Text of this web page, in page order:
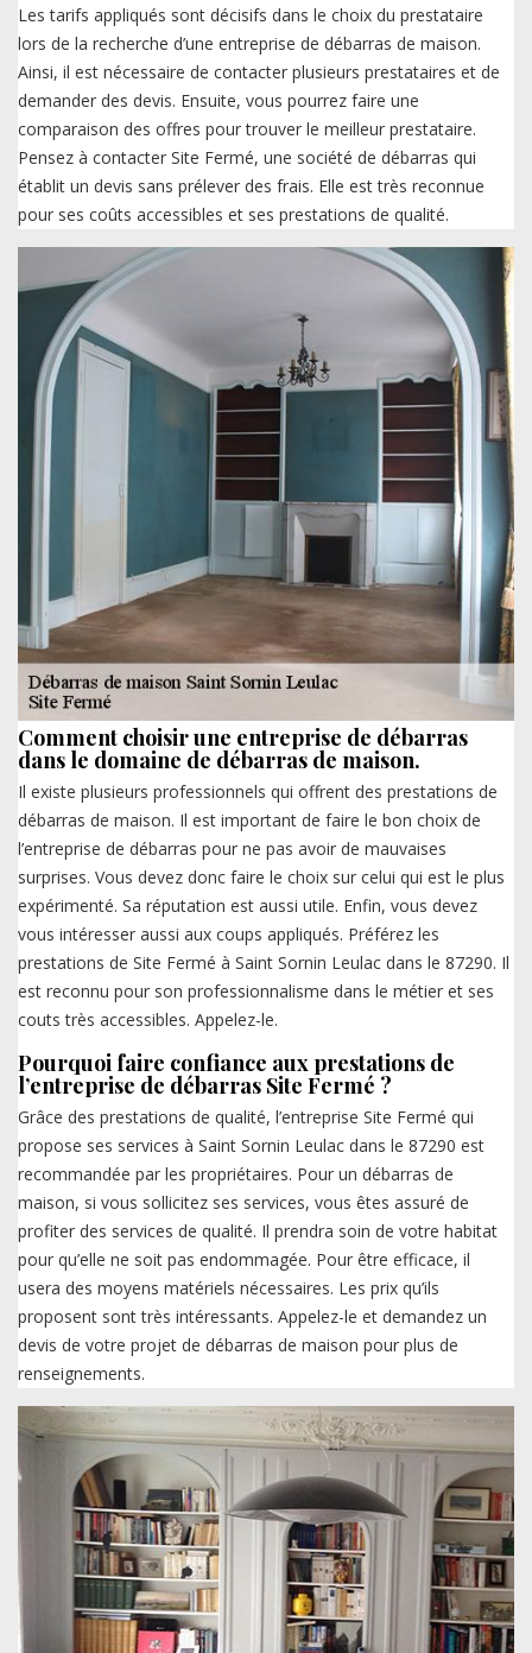
Les tarifs appliqués sont décisifs dans le choix du prestataire
lors de la recherche d’une entreprise de débarras de maison.
Ainsi, il est nécessaire de contacter plusieurs prestataires et de
demander des devis. Ensuite, vous pourrez faire une
comparaison des offres pour trouver le meilleur prestataire.
Pensez à contacter Site Fermé, une société de débarras qui
établit un devis sans prélever des frais. Elle est très reconnue
pour ses coûts accessibles et ses prestations de qualité.
Comment choisir une entreprise de débarras
dans le domaine de débarras de maison.
Il existe plusieurs professionnels qui offrent des prestations de
débarras de maison. Il est important de faire le bon choix de
l’entreprise de débarras pour ne pas avoir de mauvaises
surprises. Vous devez donc faire le choix sur celui qui est le plus
expérimenté. Sa réputation est aussi utile. Enfin, vous devez
vous intéresser aussi aux coups appliqués. Préférez les
prestations de Site Fermé à Saint Sornin Leulac dans le 87290. Il
est reconnu pour son professionnalisme dans le métier et ses
couts très accessibles. Appelez-le.
Pourquoi faire confiance aux prestations de
l’entreprise de débarras Site Fermé ?
Grâce des prestations de qualité, l’entreprise Site Fermé qui
propose ses services à Saint Sornin Leulac dans le 87290 est
recommandée par les propriétaires. Pour un débarras de
maison, si vous sollicitez ses services, vous êtes assuré de
profiter des services de qualité. Il prendra soin de votre habitat
pour qu’elle ne soit pas endommagée. Pour être efficace, il
usera des moyens matériels nécessaires. Les prix qu’ils
proposent sont très intéressants. Appelez-le et demandez un
devis de votre projet de débarras de maison pour plus de
renseignements.